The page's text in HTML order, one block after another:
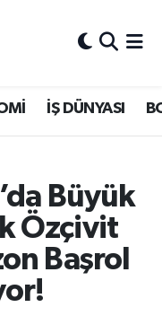
İŞ DÜNYASI
Büyük
Özçivit
Başrol